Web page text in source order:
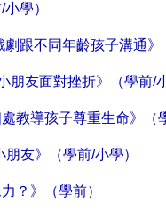
學）
跟不同年齡孩子溝通》
朋友面對挫折》（學前/
教導孩子尊重生命》（
友》（學前/小學）
？》（學前）